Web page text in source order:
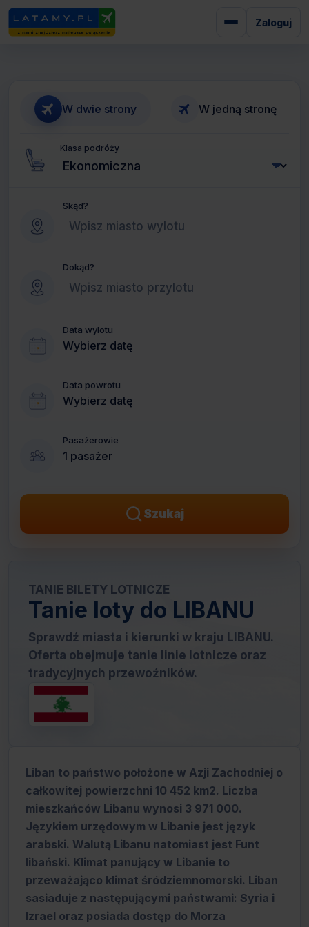
Zaloguj
TANIE BILETY LOTNICZE
Tanie loty do LIBANU
Sprawdź miasta i kierunki w kraju LIBANU.
Oferta obejmuje tanie linie lotnicze oraz
tradycyjnych przewoźników.
W dwie strony W jedną stronę
Klasa podróży
Skąd?
Dokąd?
Data wylotu
Wybierz datę
Data powrotu
Wybierz datę
Pasażerowie
1 pasażer
Szukaj
Liban to państwo położone w Azji Zachodniej o
całkowitej powierzchni 10 452 km2. Liczba
mieszkańców Libanu wynosi 3 971 000.
Językiem urzędowym w Libanie jest język
arabski. Walutą Libanu natomiast jest Funt
libański. Klimat panujący w Libanie to
przeważająco klimat śródziemnomorski. Liban
sasiaduje z następującymi państwami: Syria i
Izrael oraz posiada dostęp do Morza